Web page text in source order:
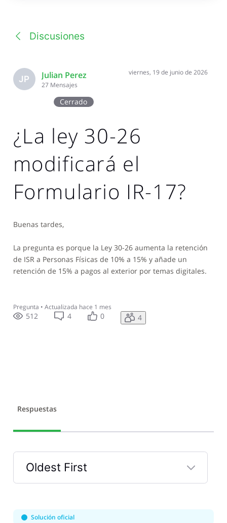
Discusiones
JP Julian Perez
27 Mensajes
viernes, 19 de junio de 2026
Cerrado
¿La ley 30-26
modificará el
Formulario IR-17?
Buenas tardes,
La pregunta es porque la Ley 30-26 aumenta la retención
de ISR a Personas Físicas de 10% a 15% y añade un
retención de 15% a pagos al exterior por temas digitales.
Pregunta • Actualizada hace 1 mes
512 4 0 4
Respuestas
Oldest First
Selected
First
Solución oficial